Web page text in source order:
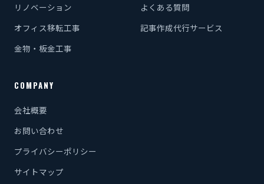
リノベーション
オフィス移転工事
金物・板金工事
よくある質問
記事作成代行サービス
COMPANY
会社概要
お問い合わせ
プライバシーポリシー
サイトマップ